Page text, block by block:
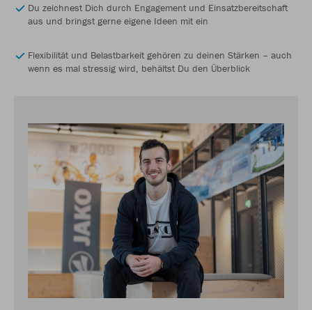
Du zeichnest Dich durch Engagement und Einsatzbereitschaft
aus und bringst gerne eigene Ideen mit ein
Flexibilität und Belastbarkeit gehören zu deinen Stärken – auch
wenn es mal stressig wird, behältst Du den Überblick